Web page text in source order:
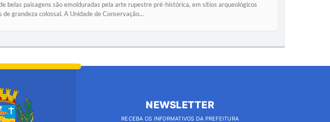
belas paisagens são emolduradas pela arte rupestre pré-histórica, em sítios arqueológicos
grandeza colossal. A Unidade de Conservação...
NEWSLETTER
RECEBA OS INFORMATIVOS DA PREFEITURA